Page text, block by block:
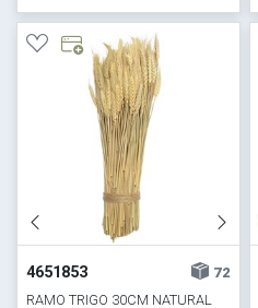
4651853
72
RAMO TRIGO 30CM NATURAL